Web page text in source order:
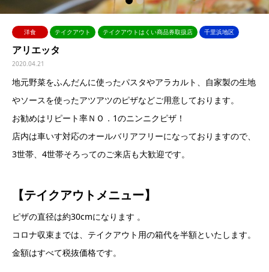
洋食 テイクアウト テイクアウトはくい商品券取扱店 千里浜地区
アリエッタ
2020.04.21
地元野菜をふんだんに使ったパスタやアラカルト、自家製の生地
やソースを使ったアツアツのピザなどご用意しております。
お勧めはリピート率ＮＯ．1のニンニクピザ！
店内は車いす対応のオールバリアフリーになっておりますので、
3世帯、4世帯そろってのご来店も大歓迎です。
【テイクアウトメニュー】
ピザの直径は約30cmになります 。
コロナ収束までは、テイクアウト用の箱代を半額といたします。
金額はすべて税抜価格です。